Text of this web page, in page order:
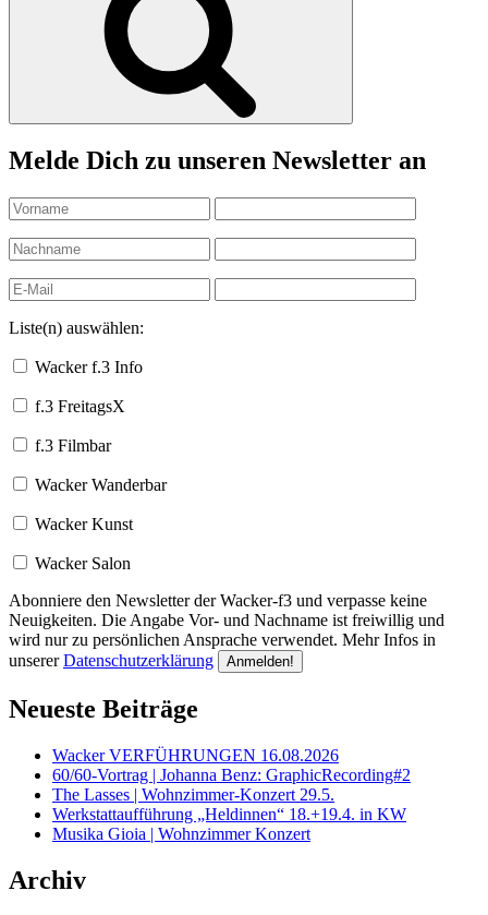
Melde Dich zu unseren Newsletter an
Liste(n) auswählen:
Wacker f.3 Info
f.3 FreitagsX
f.3 Filmbar
Wacker Wanderbar
Wacker Kunst
Wacker Salon
Abonniere den Newsletter der Wacker-f3 und verpasse keine
Neuigkeiten. Die Angabe Vor- und Nachname ist freiwillig und
wird nur zu persönlichen Ansprache verwendet. Mehr Infos in
unsererDatenschutzerklärung
Neueste Beiträge
Wacker VERFÜHRUNGEN 16.08.2026
60/60-Vortrag | Johanna Benz: GraphicRecording#2
The Lasses | Wohnzimmer-Konzert 29.5.
Werkstattaufführung „Heldinnen“ 18.+19.4. in KW
Musika Gioia | Wohnzimmer Konzert
Archiv